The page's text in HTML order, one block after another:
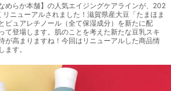
めらか本舗】の人気エイジングケアラインが、202
ニューアルされました！滋賀県産大豆「たまほま
ピュアレチノール（全て保湿成分）を新たに配
て登場します。肌のことを考えた新たな豆乳スキ
が高まりますね！今回はリニューアルした商品情
ます。